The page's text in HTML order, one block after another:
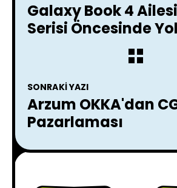
Galaxy Book 4
Serisi Öncesinde
SONRAKI YAZI
Arzum OKKA'dan
Pazarlaması